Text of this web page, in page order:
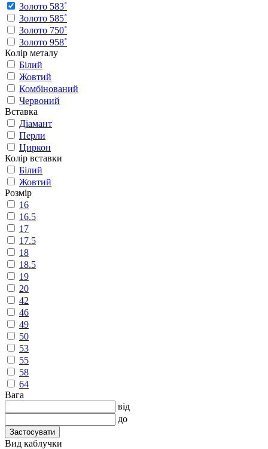
Золото 583˚
Золото 585˚
Золото 750˚
Золото 958˚
Колір металу
Білий
Жовтий
Комбінований
Червоний
Вставка
Діамант
Перли
Циркон
Колір вставки
Білий
Жовтий
Розмір
16
16.5
17
17.5
18
18.5
19
20
42
46
49
50
53
55
58
64
Вага
від
до
Застосувати
Вид каблучки